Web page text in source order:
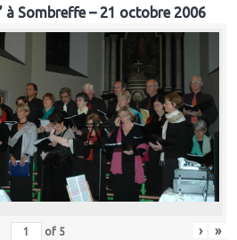
à Sombreffe – 21 octobre 2006
of 5 › »